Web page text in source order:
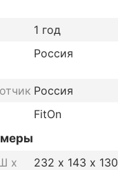
1 год
Россия
Россия
FitOn
х
232 х 143 х 130